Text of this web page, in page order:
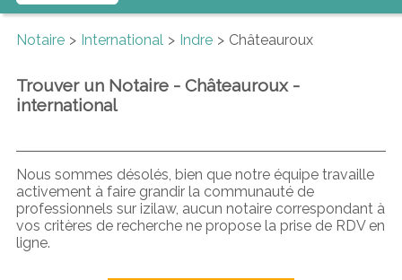
Notaire International Indre Châteauroux
Trouver un Notaire - Châteauroux -
international
Nous sommes désolés, bien que notre équipe travaille
activement à faire grandir la communauté de
professionnels sur izilaw, aucun notaire correspondant à
vos critères de recherche ne propose la prise de RDV en
ligne.